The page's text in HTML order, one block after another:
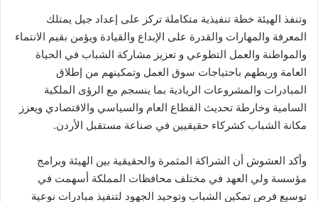
وتنفذ الهيئة خطة تنفيذية متكاملة تركز على إعداد جيل يمتلك
المعرفة والمهارات والقدرة على الإبداع والقيادة ويؤمن بقيم الانتماء
والمواطنة والعمل التطوعي و تعزيز مشاركة الشباب في الحياة
العامة وربطهم باحتياجات سوق العمل وتمكينهم من إطلاق
المبادرات والمشروعات الريادية بما ينسجم مع الرؤى الملكية
السامية وخارطة تحديث القطاع العام والسياسي والاقتصادي ويعزز
مكانة الشباب كشركاء حقيقيين في صناعة مستقبل الأردن.
وأكد العشوش أن الشراكة المثمرة والحقيقية بين الهيئة وبرامج
مؤسسة ولي العهد في مختلف محافظات المملكة أسهمت في
توسيع فرص تمكين الشباب وتوحيد الجهود لتنفيذ مبادرات نوعية